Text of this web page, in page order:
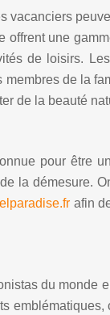
une
de loisirs.
de la
de la beauté
pour être
la démesure.
afin
du monde